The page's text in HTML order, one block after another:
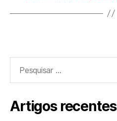
por:
Artigos recentes